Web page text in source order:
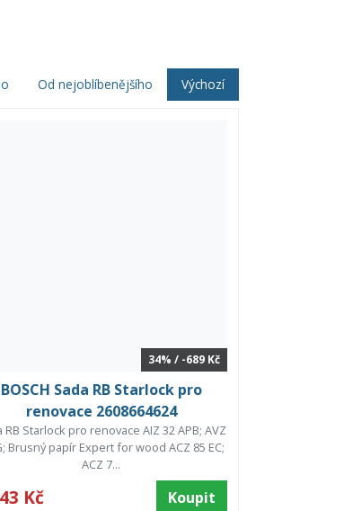
Od nejoblíbenějšího Výchozí
34% / -689 Kč
BOSCH Sada RB Starlock pro
renovace 2608664624
RB Starlock pro renovace AIZ 32 APB; AVZ
Brusný papír Expert for wood ACZ 85 EC;
ACZ 7...
Kč Koupit